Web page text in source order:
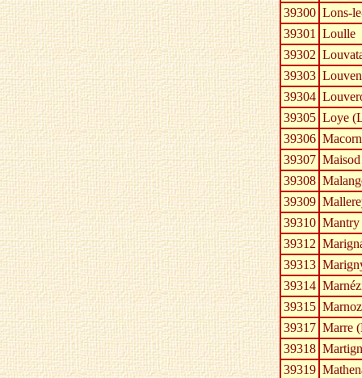
39300 Lons-
39301 Loulle
39302
39303
39304
39305 Loye
39306
39307 Maisod
39308
39309
39310 Mantry
39312
39313
39314
39315 Marnoz
39317 Marre
39318
39319